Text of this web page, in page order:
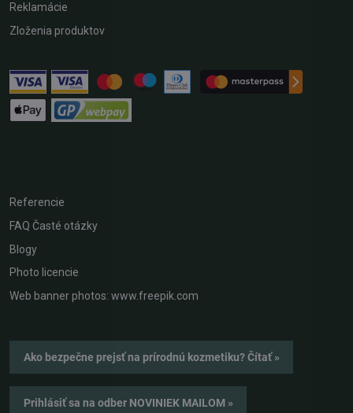
Reklamácie
Zloženia produktov
Referencie
FAQ Časté otázky
Blogy
Photo licencie
Web banner photos: www.freepik.com
Ako bezpečne prejsť na prírodnú kozmetiku? Čítať »
Prihlásiť sa na odber NOVINIEK MAILOM »